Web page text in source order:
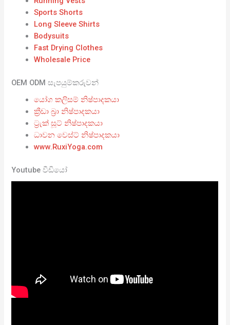
Sports Shorts
Long Sleeve Shirts
Bodysuits
Fast Drying Clothes
Wholesale Price
OEM ODM සැපයුම්කරුවන්
යෝග කලිසම් නිෂ්පාදකයා
ක්‍රීඩා බ්‍රා නිෂ්පාදකයා
ට්‍රැක් සූට් නිෂ්පාදකයා
ධාවන වෙස්ට් නිෂ්පාදකයා
www.RuxiYoga.com
Youtube වීඩියෝ